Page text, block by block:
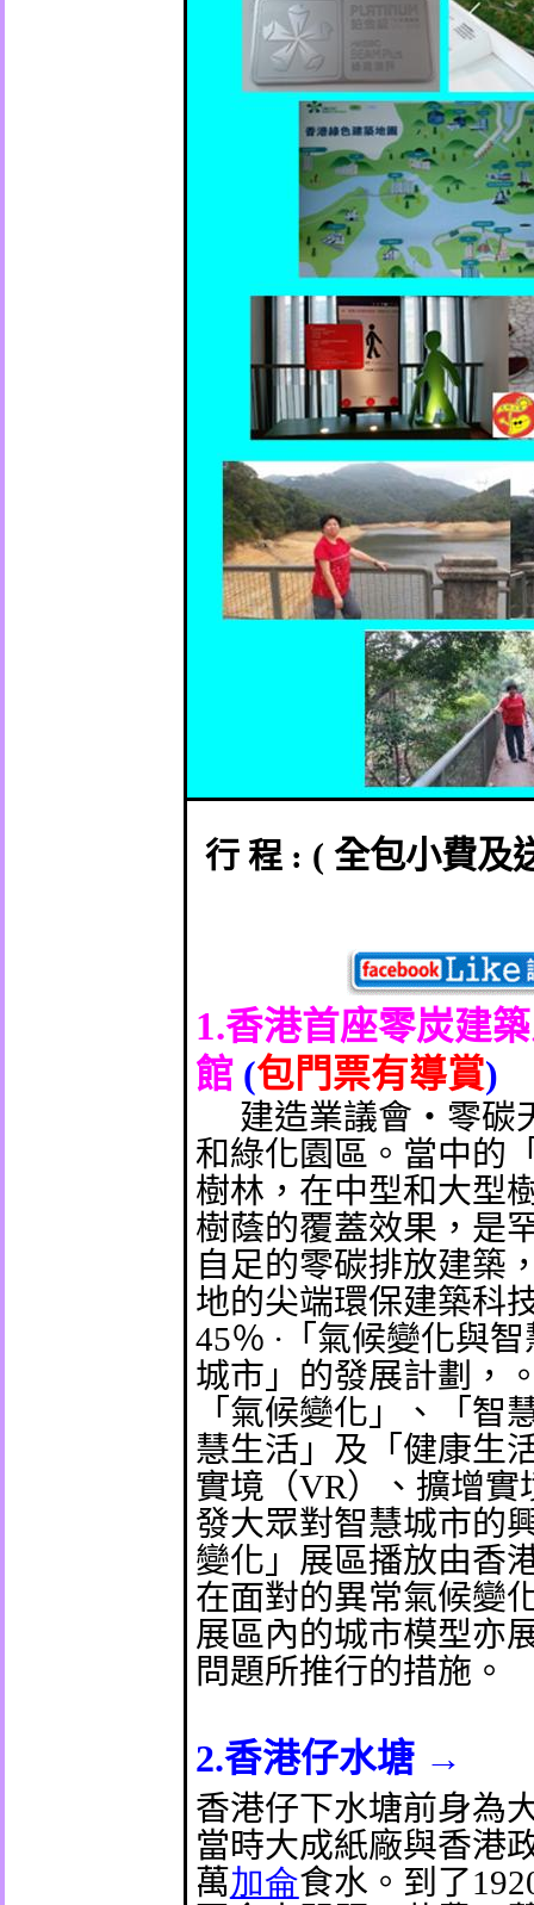
行 程: ( 全包小費及
1.香港首座零炭建
館 (包門票有導賞)
建造業議會‧零碳
和綠化園區。當中的
樹林，在中型和大型
樹蔭的覆蓋效果，是
自足的零碳排放建築
地的尖端環保建築科
45％ ∙ 「氣候變化與
城市」的發展計劃，
「氣候變化」、「智
慧生活」及「健康生
實境（VR）、擴增實
發大眾對智慧城市的
變化」展區播放由香
在面對的異常氣候變
展區內的城市模型亦
問題所推行的措施。
2.香港仔水塘 →
香港仔下水塘前身為
當時大成紙廠與香港
萬加侖食水。到了